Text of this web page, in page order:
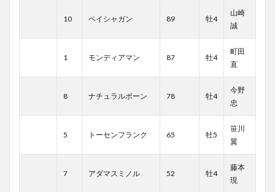
10 ペイシャガン 89 牡4
山崎
誠
1 モンディアマン 87 牡4
町田
直
8 ナチュラルボーン 78 牡4
今野
忠
5 トーセンフランク 65 牡5
笹川
翼
7 アダマスミノル 52 牡4
藤本
現